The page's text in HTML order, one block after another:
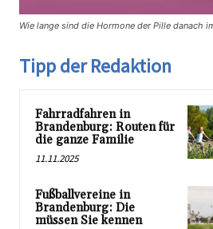
Wie lange sind die Hormone der Pille danach
Tipp der Redaktion
Fahrradfahren in
Brandenburg: Routen für
die ganze Familie
11.11.2025
Fußballvereine in
Brandenburg: Die
müssen Sie kennen